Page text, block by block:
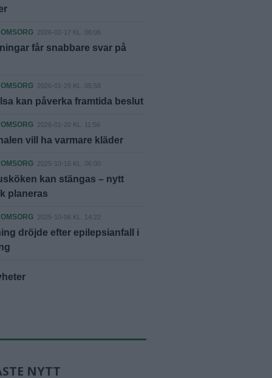
2026-02-17 KL. 06:06
får snabbare svar på
2026-01-29 KL. 05:58
kan påverka framtida beslut
2026-01-20 KL. 11:56
vill ha varmare kläder
2025-10-16 KL. 06:00
kan stängas – nytt
planeras
2025-10-06 KL. 14:22
dröjde efter epilepsianfall i
NYTT